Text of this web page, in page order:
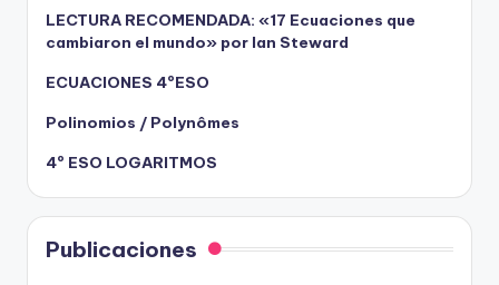
LECTURA RECOMENDADA: «17 Ecuaciones que
cambiaron el mundo» por Ian Steward
ECUACIONES 4ºESO
Polinomios / Polynômes
4º ESO LOGARITMOS
Publicaciones